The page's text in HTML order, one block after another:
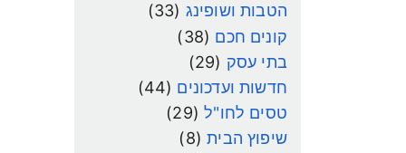
הטבות ושופינג (33)
קונים חכם (38)
בתי עסק (29)
חדשות ועדכונים (44)
טסים לחו"ל(29)
שיפוץ הבית(8)